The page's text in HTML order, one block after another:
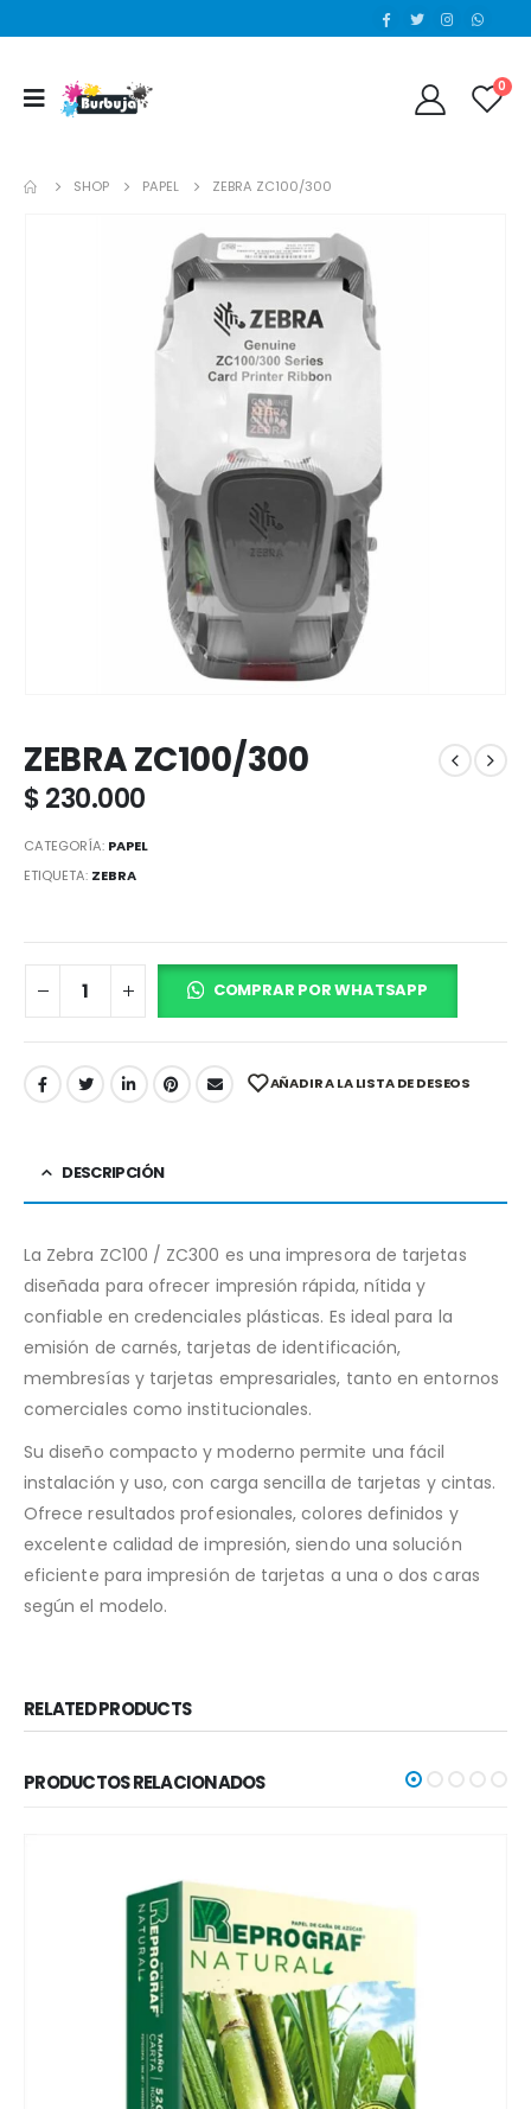
0
SHOP PAPEL ZEBRA ZC100/300
ZEBRA ZC100/300
$230.000
CATEGORÍA: PAPEL
ETIQUETA: ZEBRA
COMPRAR POR WHATSAPP
AÑADIR A LA LISTA DE DESEOS
DESCRIPCIÓN
La Zebra ZC100 / ZC300 es una impresora de tarjetas
diseñada para ofrecer impresión rápida, nítida y
confiable en credenciales plásticas. Es ideal para la
emisión de carnés, tarjetas de identificación,
membresías y tarjetas empresariales, tanto en entornos
comerciales como institucionales.
Su diseño compacto y moderno permite una fácil
instalación y uso, con carga sencilla de tarjetas y cintas.
Ofrece resultados profesionales, colores definidos y
excelente calidad de impresión, siendo una solución
eficiente para impresión de tarjetas a una o dos caras
según el modelo.
RELATED PRODUCTS
PRODUCTOS RELACIONADOS